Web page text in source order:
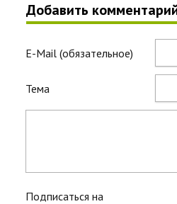
Добавить
E-Mail (обязательное)
Тема
Подписаться на